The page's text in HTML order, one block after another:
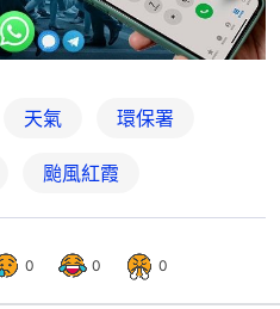
天氣 環保署
颱風紅霞
0 0 0